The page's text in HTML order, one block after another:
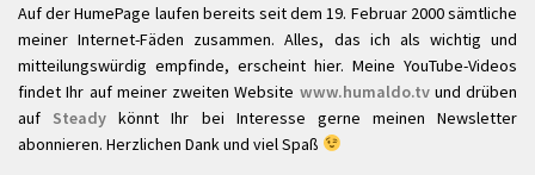
Auf der HumePage laufen bereits seit dem 19. Februar 2000 sämtliche
meiner Internet-Fäden zusammen. Alles, das ich als wichtig und
mitteilungswürdig empfinde, erscheint hier. Meine YouTube-Videos
findet Ihr auf meiner zweiten Website www.humaldo.tvund drüben
auf Steady könnt Ihr bei Interesse gerne meinen Newsletter
abonnieren. Herzlichen Dank und viel Spaß